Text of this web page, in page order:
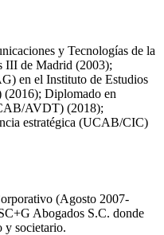
y Tecnologías de la
III de Madrid (2003);
en el Instituto de Estudios
(2016); Diplomado en
AVDT) (2018);
estratégica (UCAB/CIC)
(Agosto 2007-
Abogados S.C. donde
y societario.